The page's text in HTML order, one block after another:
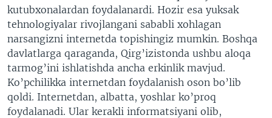
kutubxonalardan foydalanardi. Hozir esa yuksak
tehnologiyalar rivojlangani sababli xohlagan
narsangizni internetda topishingiz mumkin. Boshqa
davlatlarga qaraganda, Qirg’izistonda ushbu aloqa
tarmog’ini ishlatishda ancha erkinlik mavjud.
Ko’pchilikka internetdan foydalanish oson bo’lib
qoldi. Internetdan, albatta, yoshlar ko’proq
foydalanadi. Ular kerakli informatsiyani olib,